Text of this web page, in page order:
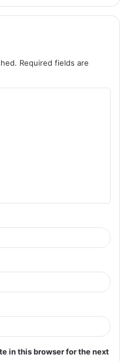
Required fields are
in this browser for the next